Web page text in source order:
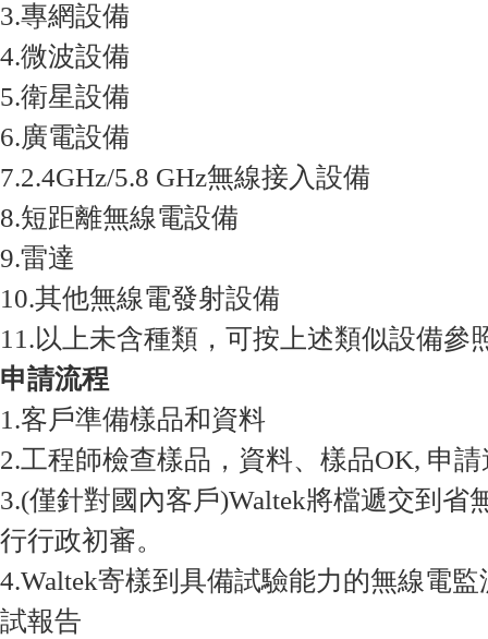
3.專網設備
4.微波設備
5.衛星設備
6.廣電設備
7.2.4GHz/5.8 GHz無線接入設備
8.短距離無線電設備
9.雷達
10.其他無線電發射設備
11.以上未含種類，可按上述類似設備參
申請流程
1.客戶準備樣品和資料
2.工程師檢查樣品，資料、樣品OK, 申請
3.(僅針對國內客戶)Waltek將檔遞交到省
行行政初審。
4.Waltek寄樣到具備試驗能力的無線電
試報告